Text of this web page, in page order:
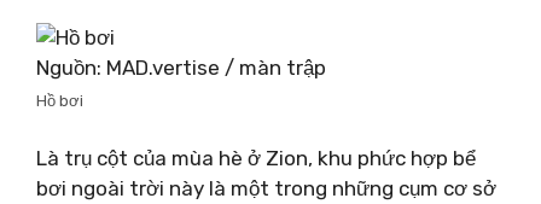
Nguồn: MAD.vertise / màn trập
Hồ bơi
Là trụ cột của mùa hè ở Zion, khu phức hợp bể
bơi ngoài trời này là một trong những cụm cơ sở